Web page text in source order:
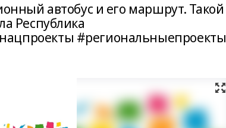
автобус и его маршрут. Такой
Республика
#региональныепроекты